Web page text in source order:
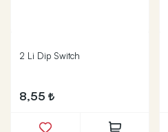
2 Li Dip Switch
8,55